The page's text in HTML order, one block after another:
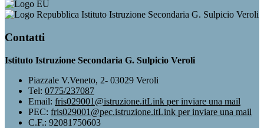
Istituto Istruzione Secondaria G. Sulpicio Veroli
Contatti
Istituto Istruzione Secondaria G. Sulpicio Veroli
Piazzale V.Veneto, 2- 03029 Veroli
Tel: 0775/237087
Email: fris029001@istruzione.itLink per inviare una mail
PEC: fris029001@pec.istruzione.itLink per inviare una mail
C.F.: 92081750603